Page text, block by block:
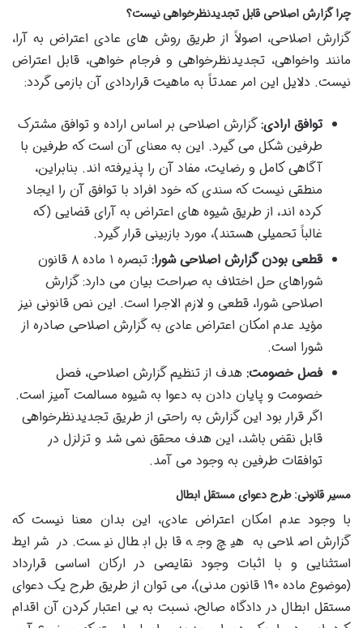
چرا گزارش اصلاحی قابل تجدیدنظرخواهی نیست؟
گزارش اصلاحی، اصولاً از طریق روش های عادی اعتراض به آرا،
مانند واخواهی، تجدیدنظرخواهی و فرجام خواهی، قابل اعتراض
نیست. دلایل این امر عمدتاً به ماهیت قراردادی آن بازمی گردد:
توافق ارادی:گزارش اصلاحی بر اساس اراده و توافق مشترک
طرفین شکل می گیرد. این به معنای آن است که طرفین با
آگاهی کامل و رضایت، مفاد آن را پذیرفته اند. بنابراین،
منطقی نیست که سندی که خود افراد با توافق آن را ایجاد
کرده اند، از طریق شیوه های اعتراض به آرای قضایی (که
غالباً تحمیلی هستند)، مورد بازبینی قرار گیرد.
قطعی بودن گزارش اصلاحی شورا:
تبصره ۱ ماده ۸ قانون
شوراهای حل اختلاف به صراحت بیان می دارد: گزارش
اصلاحی شورا، قطعی و لازم الاجرا است. این نص قانونی نیز
مؤید عدم امکان اعتراض عادی به گزارش اصلاحی صادره از
شورا است.
فصل خصومت: هدف از تنظیم گزارش اصلاحی، فصل
خصومت و پایان دادن به دعوا به شیوه مسالمت آمیز است.
اگر قرار بود این گزارش به راحتی از طریق تجدیدنظرخواهی
قابل نقض باشد، این هدف محقق نمی شد و تزلزل در
توافقات طرفین به وجود می آمد.
مسیر قانونی: طرح دعوای مستقل ابطال
با وجود عدم امکان اعتراض عادی، این بدان معنا نیست که
گزارش اصلاحی به هیچ وجه قابل ابطال نیست. در شرایط
استثنایی و با اثبات وجود نقایصی در ارکان اساسی قرارداد
(موضوع ماده ۱۹۰ قانون مدنی)، می توان از طریق طرح یک دعوای
مستقل ابطال در دادگاه صالح، نسبت به بی اعتبار کردن آن اقدام